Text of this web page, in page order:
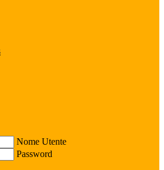
Nome Utente
Password